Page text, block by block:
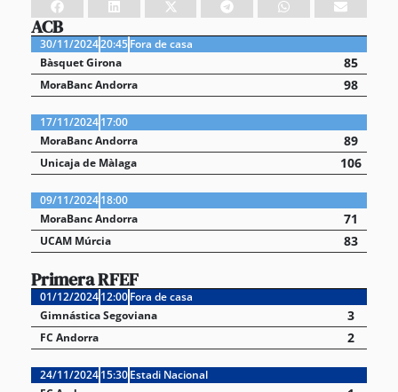
ACB
30/11/202420:45Fora de casa
Bàsquet Girona
85
MoraBanc Andorra 98
17/11/202417:00
MoraBanc Andorra
89
Unicaja de Màlaga 106
09/11/202418:00
MoraBanc Andorra
71
UCAM Múrcia 83
Primera RFEF
01/12/202412:00Fora de casa
Gimnástica Segoviana
3
FC Andorra 2
24/11/202415:30Estadi Nacional